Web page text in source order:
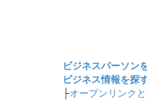
ビジネスパーソン
ビジネス情報を探
├オープンリンク